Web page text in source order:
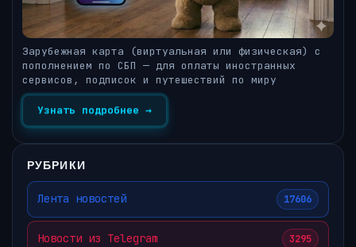
Зарубежная карта (виртуальная или физическая) с
пополнением по СБП — для оплаты иностранных
сервисов, подписок и путешествий по миру
Узнать подробнее →
РУБРИКИ
Лента новостей 17606
Новости из Telegram 3295